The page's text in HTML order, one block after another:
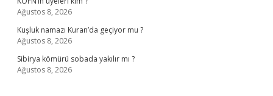
Ağustos 8, 2026
Kuşluk namazı Kuran’da geçiyor mu ?
Ağustos 8, 2026
Sibirya kömürü sobada yakılır mı ?
Ağustos 8, 2026